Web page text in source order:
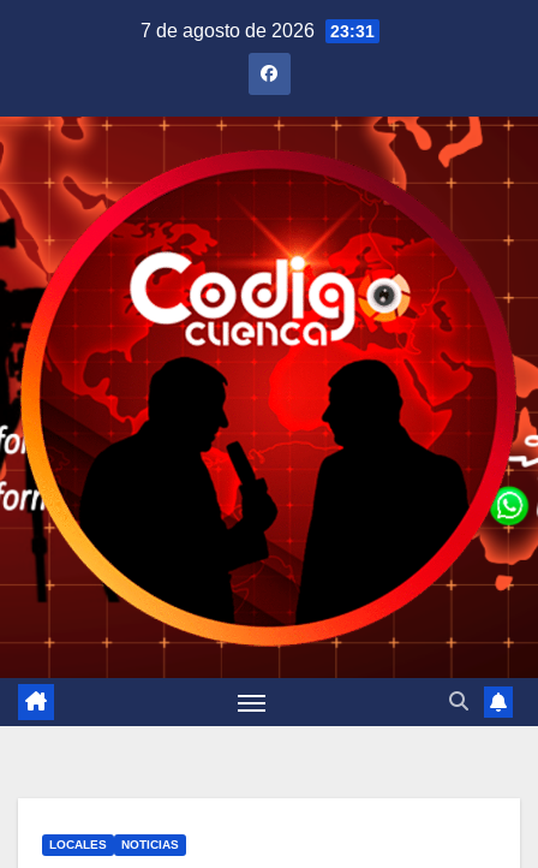
7 de agosto de 2026 23:31
LOCALES NOTICIAS